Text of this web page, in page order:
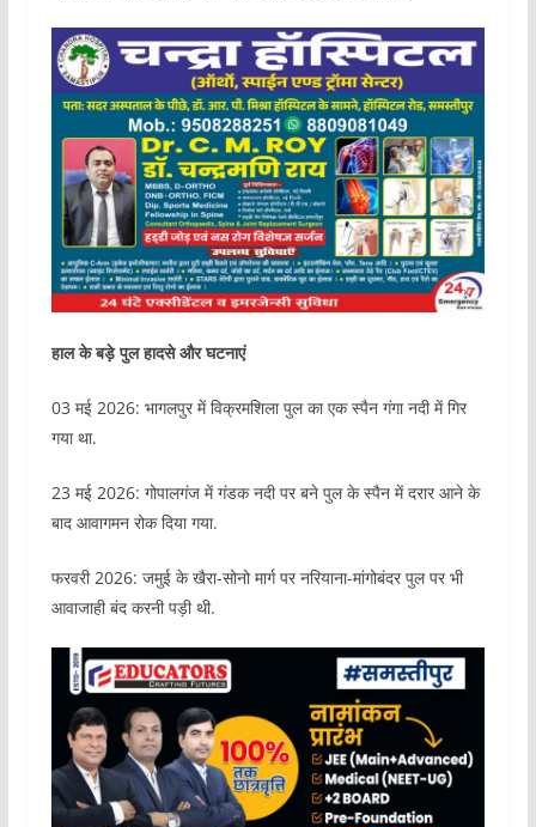
हाल के बड़े पुल हादसे और घटनाएं
03 मई 2026: भागलपुर में विक्रमशिला पुल का एक स्पैन गंगा नदी में गिर
गया था.
23 मई 2026: गोपालगंज में गंडक नदी पर बने पुल के स्पैन में दरार आने के
बाद आवागमन रोक दिया गया.
फरवरी 2026: जमुई के खैरा-सोनो मार्ग पर नरियाना-मांगोबंदर पुल पर भी
आवाजाही बंद करनी पड़ी थी.